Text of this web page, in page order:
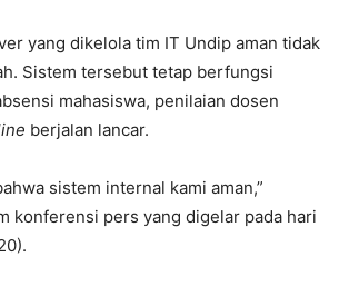
yang dikelola tim IT Undip aman tidak
Sistem tersebut tetap berfungsi
mahasiswa, penilaian dosen
berjalan lancar.
sistem internal kami aman,”
konferensi pers yang digelar pada hari